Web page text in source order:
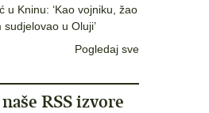
u Kninu: ‘Kao vojniku, žao
u Oluji’
Pogledaj sve
RSS izvore